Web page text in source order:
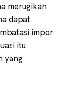
merugikan
dapat
impor
itu
yang